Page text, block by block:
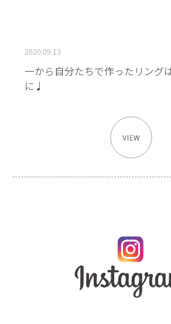
2020.09.13
一から自分たちで作ったリング
に♩